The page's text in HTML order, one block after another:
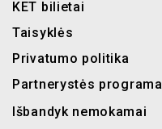
KET bilietai
Taisyklės
Privatumo politika
Partnerystės programa
Išbandyk nemokamai